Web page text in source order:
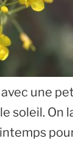
une
soleil. On